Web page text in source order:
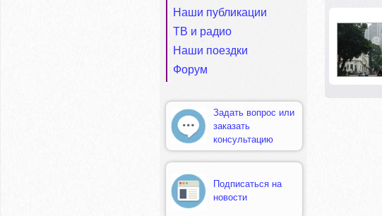
Наши публикации
ТВ и радио
Наши поездки
Форум
Задать вопрос или
заказать
консультацию
Подписаться на
новости